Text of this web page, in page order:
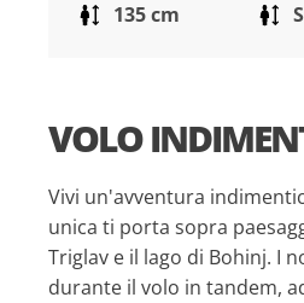
135 cm
VOLO
Vivi un'avventura
unica ti porta sopra
Triglav e il lago di Bohinj. I
durante il volo in tandem,